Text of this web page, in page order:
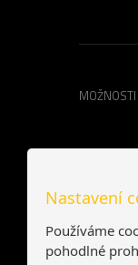
Nastavení
Používáme
pohodlné